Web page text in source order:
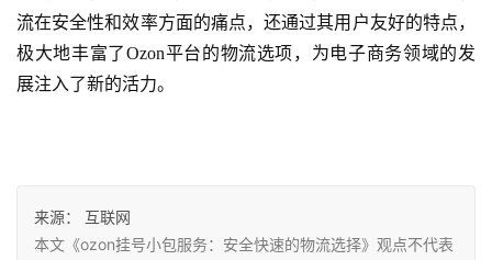
流在安全性和效率方面的痛点，还通过其用户友好的特点，
极大地丰富了Ozon平台的物流选项，为电子商务领域的发
展注入了新的活力。
来源：
互联网
本文《ozon挂号小包服务：安全快速的物流选择》观点不代表